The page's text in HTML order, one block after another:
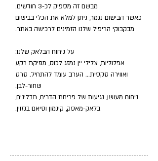
מבשם זה מספיק לכ-3 חודשים.
כאשר הבישום נגמר, ניתן למלא את הכלי בבישום
מבקבוקי הריפיל שלנו הזמינים לרכישה באתר.
על ניחוח הבלאק שלנו:
אפלוליות, צלילי יין נמזג לכוס, מוזיקת רקע
ואווירה סקסית... הערב עומד להתחיל. סרט
שחור-לבן.
ניחוח מעושן, נגיעות של פריחת הדרים, תבלינים,
בלאק-מאסק, קינמון וסיאם בנזוין.